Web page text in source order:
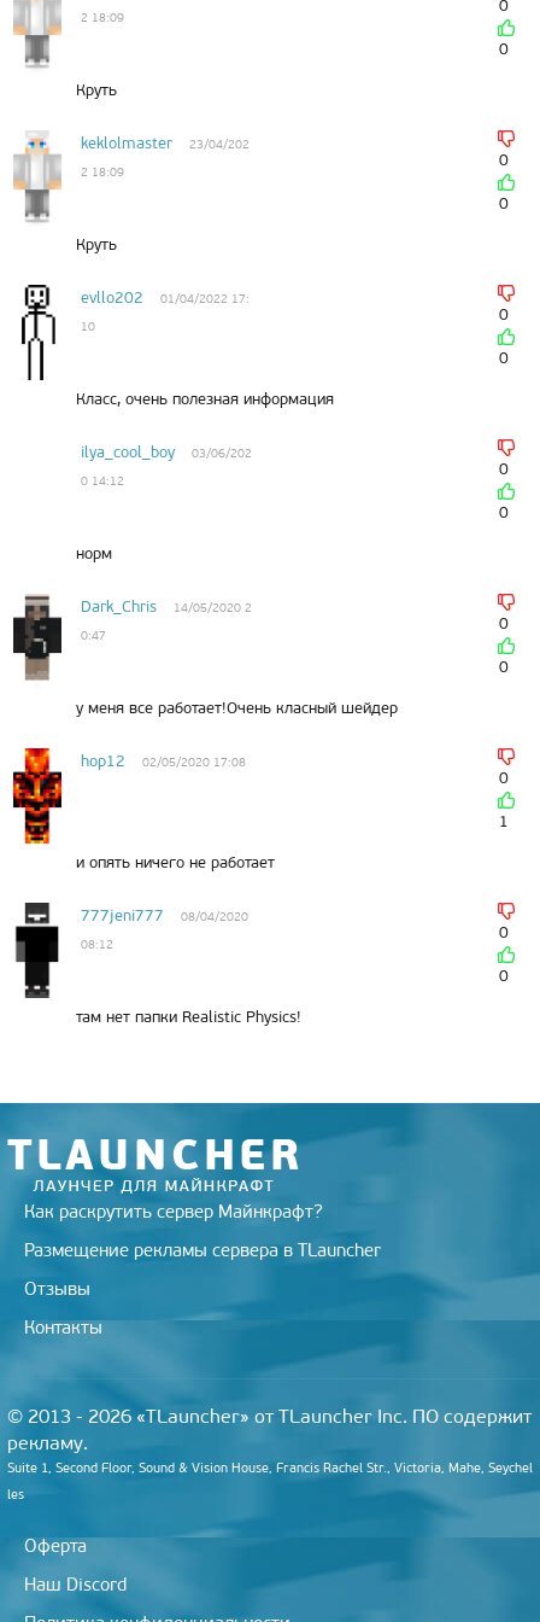
2 18:09
0
0
Круть
keklolmaster
23/04/202
2 18:09
0
0
Круть
evllo202
01/04/2022 17:
10
0
0
Класс, очень полезная информация
ilya_cool_boy
03/06/202
0 14:12
0
0
норм
Dark_Chris
14/05/2020 2
0:47
0
0
у меня все работает!Очень класный шейдер
hop12 02/05/2020 17:08
0
1
и опять ничего не работает
777jeni777
08/04/2020
08:12
0
0
там нет папки Realistic Physics!
Как раскрутить сервер Майнкрафт?
Размещение рекламы сервера в TLauncher
Отзывы
Контакты
© 2013 - 2026 «TLauncher» от TLauncher Inc. ПО содержит
рекламу.
Suite 1, Second Floor, Sound & Vision House, Francis Rachel Str., Victoria, Mahe, Seychel
les
Оферта
Наш Discord